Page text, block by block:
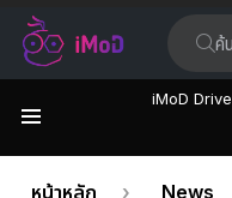
iMoD Drive
คุณอยู่ที่นี่:
หน้าหลัก
News